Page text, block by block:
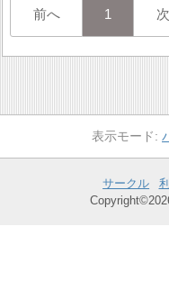
前へ 1
サークル